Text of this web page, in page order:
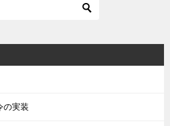
の実装